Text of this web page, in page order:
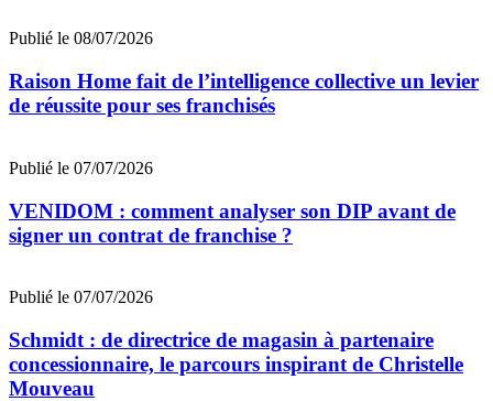
Publié le 08/07/2026
Raison Home fait de l’intelligence collective un levier
de réussite pour ses franchisés
Publié le 07/07/2026
VENIDOM : comment analyser son DIP avant de
signer un contrat de franchise ?
Publié le 07/07/2026
Schmidt : de directrice de magasin à partenaire
concessionnaire, le parcours inspirant de Christelle
Mouveau